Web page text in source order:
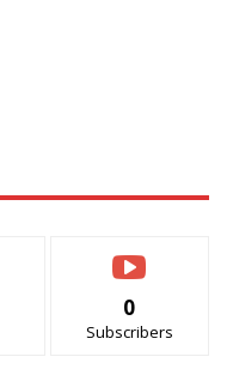
0
Subscribers